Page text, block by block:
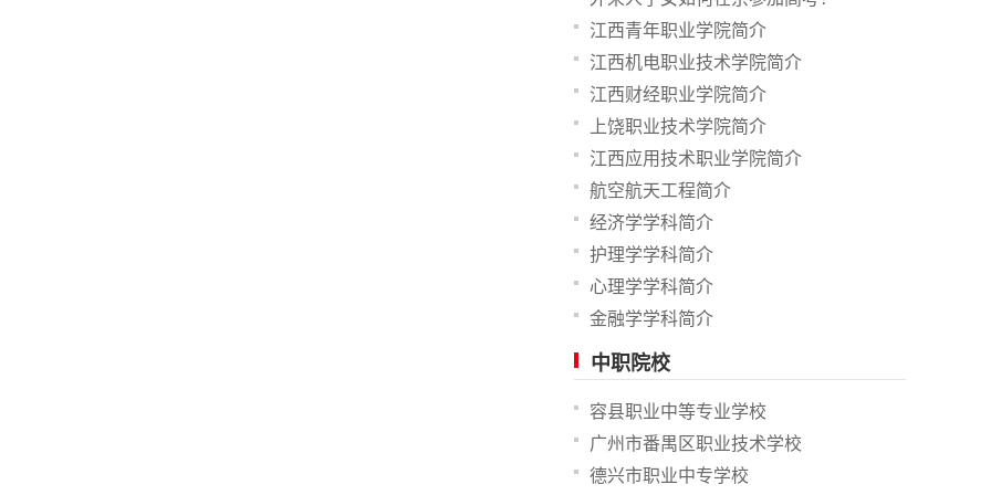
江西青年职业学院简介
江西机电职业技术学院简介
江西财经职业学院简介
上饶职业技术学院简介
江西应用技术职业学院简介
航空航天工程简介
经济学学科简介
护理学学科简介
心理学学科简介
金融学学科简介
中职院校
容县职业中等专业学校
广州市番禺区职业技术学校
德兴市职业中专学校